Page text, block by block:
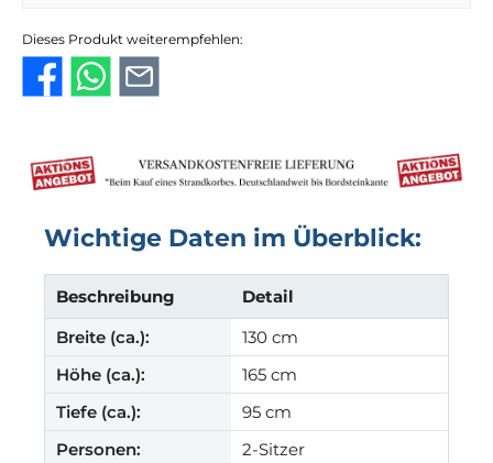
Dieses Produkt weiterempfehlen:
Wichtige Daten im Überblick:
Beschreibung
Detail
Breite (ca.):
130 cm
Höhe (ca.):
165 cm
Tiefe (ca.):
95 cm
Personen:
2-Sitzer